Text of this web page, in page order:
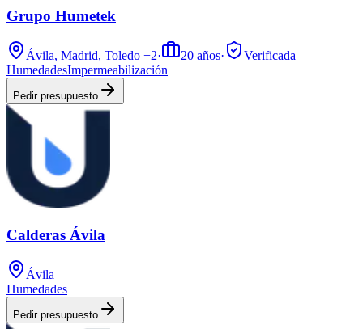
Grupo Humetek
Ávila, Madrid, Toledo +2· 20 años·
Verificada
HumedadesImpermeabilización
Pedir presupuesto
Calderas Ávila
Ávila
Humedades
Pedir presupuesto